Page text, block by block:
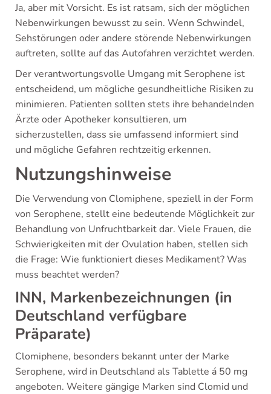
Ja, aber mit Vorsicht. Es ist ratsam, sich der möglichen
Nebenwirkungen bewusst zu sein. Wenn Schwindel,
Sehstörungen oder andere störende Nebenwirkungen
auftreten, sollte auf das Autofahren verzichtet werden.
Der verantwortungsvolle Umgang mit Serophene ist
entscheidend, um mögliche gesundheitliche Risiken zu
minimieren. Patienten sollten stets ihre behandelnden
Ärzte oder Apotheker konsultieren, um
sicherzustellen, dass sie umfassend informiert sind
und mögliche Gefahren rechtzeitig erkennen.
Nutzungshinweise
Die Verwendung von Clomiphene, speziell in der Form
von Serophene, stellt eine bedeutende Möglichkeit zur
Behandlung von Unfruchtbarkeit dar. Viele Frauen, die
Schwierigkeiten mit der Ovulation haben, stellen sich
die Frage: Wie funktioniert dieses Medikament? Was
muss beachtet werden?
INN, Markenbezeichnungen (in
Deutschland verfügbare
Präparate)
Clomiphene, besonders bekannt unter der Marke
Serophene, wird in Deutschland als Tablette á 50 mg
angeboten. Weitere gängige Marken sind Clomid und